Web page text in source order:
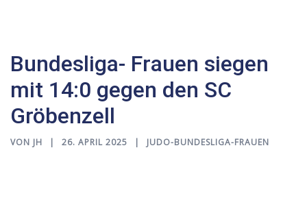
Bundesliga- Frauen siegen
mit 14:0 gegen den SC
Gröbenzell
VON JH 26. APRIL 2025 JUDO-BUNDESLIGA-FRAUEN